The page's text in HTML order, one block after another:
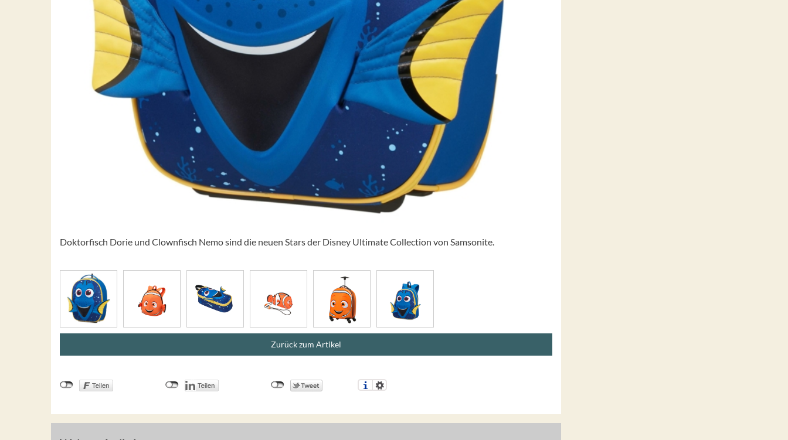
Doktorfisch Dorie und Clownfisch Nemo sind die neuen Stars der Disney Ultimate Collection von Samsonite.
Zurück zum Artikel